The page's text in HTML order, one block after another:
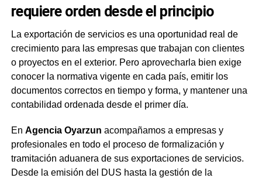
requiere orden desde el principio
La exportación de servicios es una oportunidad real de
crecimiento para las empresas que trabajan con clientes
o proyectos en el exterior. Pero aprovecharla bien exige
conocer la normativa vigente en cada país, emitir los
documentos correctos en tiempo y forma, y mantener una
contabilidad ordenada desde el primer día.
En Agencia Oyarzun acompañamos a empresas y
profesionales en todo el proceso de formalización y
tramitación aduanera de sus exportaciones de servicios.
Desde la emisión del DUS hasta la gestión de la